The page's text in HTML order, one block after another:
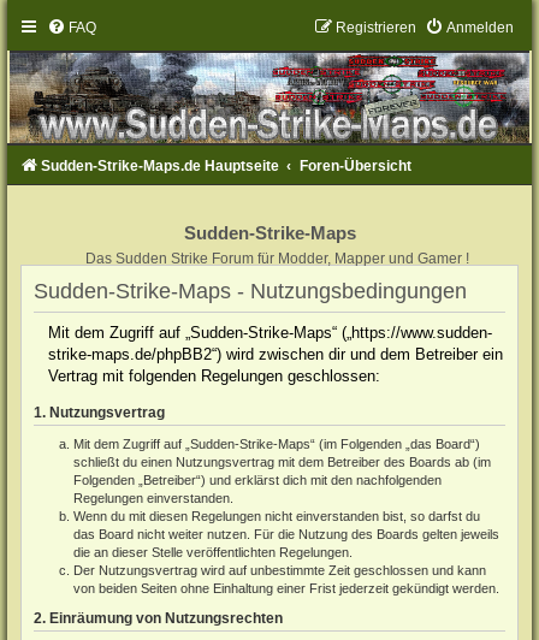
FAQ Anmelden
Registrieren
Sudden-Strike-Maps.de Hauptseite Foren-Übersicht
Sudden-Strike-Maps
Das Sudden Strike Forum für Modder, Mapper und Gamer !
Sudden-Strike-Maps - Nutzungsbedingungen
Mit dem Zugriff auf „Sudden-Strike-Maps“ („https://www.sudden-
strike-maps.de/phpBB2“) wird zwischen dir und dem Betreiber ein
Vertrag mit folgenden Regelungen geschlossen:
1. Nutzungsvertrag
Mit dem Zugriff auf „Sudden-Strike-Maps“ (im Folgenden „das Board“)
schließt du einen Nutzungsvertrag mit dem Betreiber des Boards ab (im
Folgenden „Betreiber“) und erklärst dich mit den nachfolgenden
Regelungen einverstanden.
Wenn du mit diesen Regelungen nicht einverstanden bist, so darfst du
das Board nicht weiter nutzen. Für die Nutzung des Boards gelten jeweils
die an dieser Stelle veröffentlichten Regelungen.
Der Nutzungsvertrag wird auf unbestimmte Zeit geschlossen und kann
von beiden Seiten ohne Einhaltung einer Frist jederzeit gekündigt werden.
2. Einräumung von Nutzungsrechten